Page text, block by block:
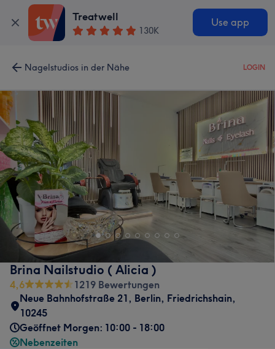
Treatwell
130K
Use app
Nagelstudios in der Nähe LOGIN
Brina Nailstudio ( Alicia )
4,6
1219 Bewertungen
Neue Bahnhofstraße 21, Berlin, Friedrichshain,
10245
Geöffnet Morgen: 10:00 - 18:00
Nebenzeiten